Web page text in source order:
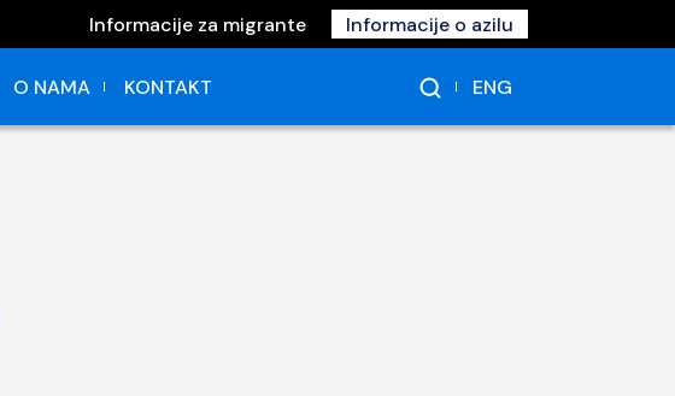
Informacije za migrante Informacije o azilu
O NAMA KONTAKT ENG